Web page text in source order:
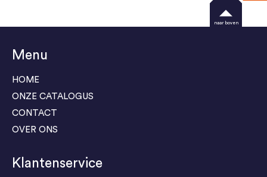
Menu
HOME
ONZE CATALOGUS
CONTACT
OVER ONS
Klantenservice
naar boven